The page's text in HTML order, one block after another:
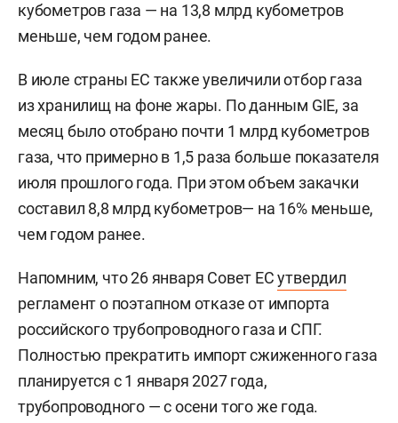
кубометров газа — на 13,8 млрд кубометров
меньше, чем годом ранее.
В июле страны ЕС также увеличили отбор газа
из хранилищ на фоне жары. По данным GIE, за
месяц было отобрано почти 1 млрд кубометров
газа, что примерно в 1,5 раза больше показателя
июля прошлого года. При этом объем закачки
составил 8,8 млрд кубометров— на 16% меньше,
чем годом ранее.
Напомним, что 26 января Совет ЕСутвердил
регламент о поэтапном отказе от импорта
российского трубопроводного газа и СПГ.
Полностью прекратить импорт сжиженного газа
планируется с 1 января 2027 года,
трубопроводного — с осени того же года.